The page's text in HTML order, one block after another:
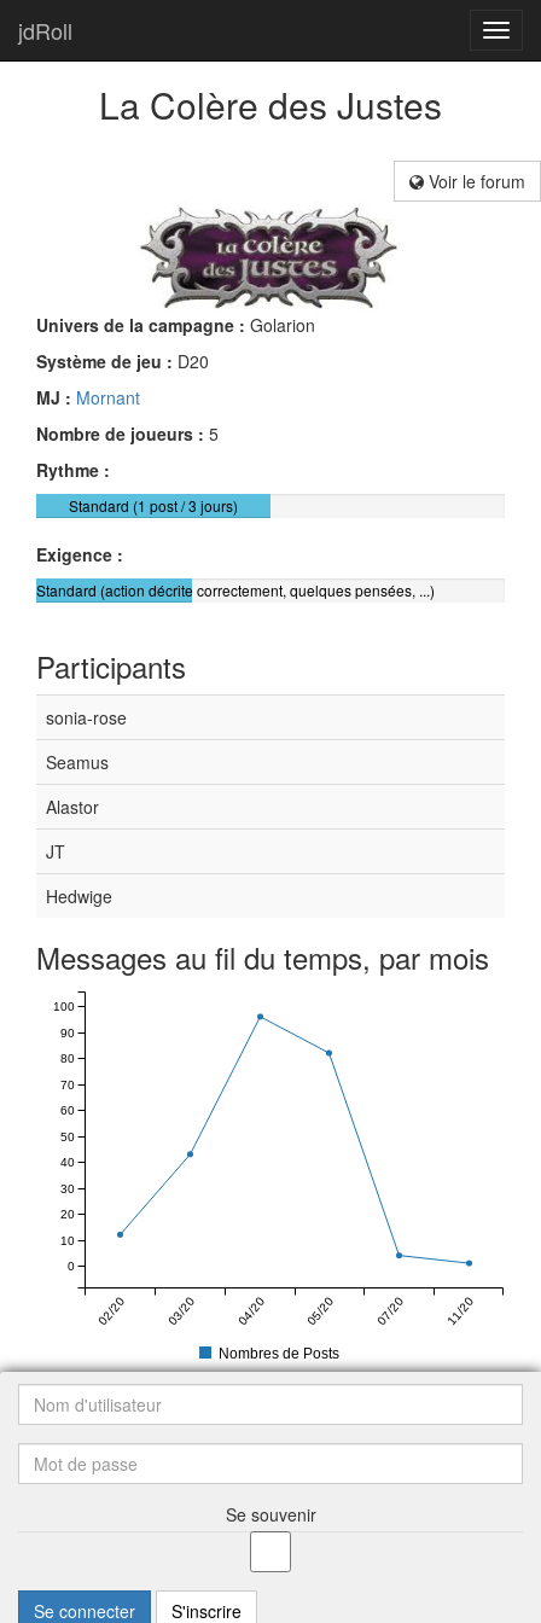
jdRoll
La Colère des Justes
Voir le forum
Univers de la campagne : Golarion
Système de jeu : D20
MJ : Mornant
Nombre de joueurs : 5
Rythme :
Standard (1 post / 3 jours)
Exigence :
Standard (action décrite correctement, quelques pensées, ...)
Participants
sonia-rose
Seamus
Alastor
JT
Hedwige
Messages au fil du temps, par mois
02/20 03/20 04/20 05/20 07/20 11/20
0
10
20
30
40
50
60
70
80
90
100
Nombres de Posts
Se souvenir
Se connecter S'inscrire